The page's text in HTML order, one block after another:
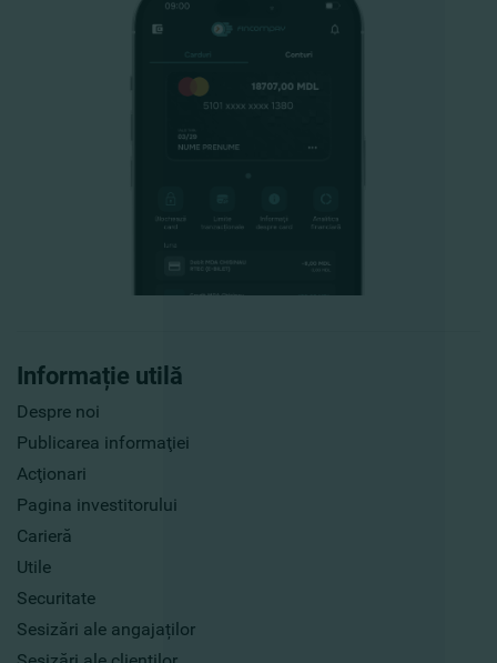
Informație utilă
Despre noi
Publicarea informaţiei
Acţionari
Pagina investitorului
Carieră
Utile
Securitate
Sesizări ale angajaților